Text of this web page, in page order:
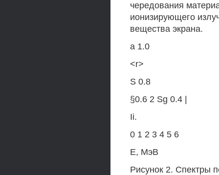
чередования
ионизирующего
вещества экрана.
а 1.0
<r>
S 0.8
§0.6 2 Sg 0.4 |
Ii.
0 1 2 3 4 5 6
E, МэВ
Рисунок 2. Спектры